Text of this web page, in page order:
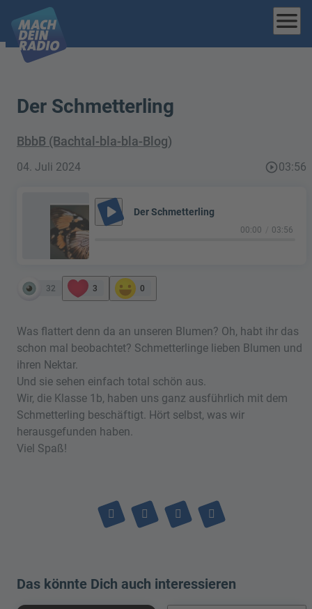
menu
Der Schmetterling
BbbB (Bachtal-bla-bla-Blog)
04. Juli 2024 play_circle_outline03:56
play_arrow Der Schmetterling
00:00 03:56
32 3 0
Was flattert denn da an unseren Blumen? Oh, habt ihr das
schon mal beobachtet? Schmetterlinge lieben Blumen und
ihren Nektar.
Und sie sehen einfach total schön aus.
Wir, die Klasse 1b, haben uns ganz ausführlich mit dem
Schmetterling beschäftigt. Hört selbst, was wir
herausgefunden haben.
Viel Spaß!
Das könnte Dich auch interessieren